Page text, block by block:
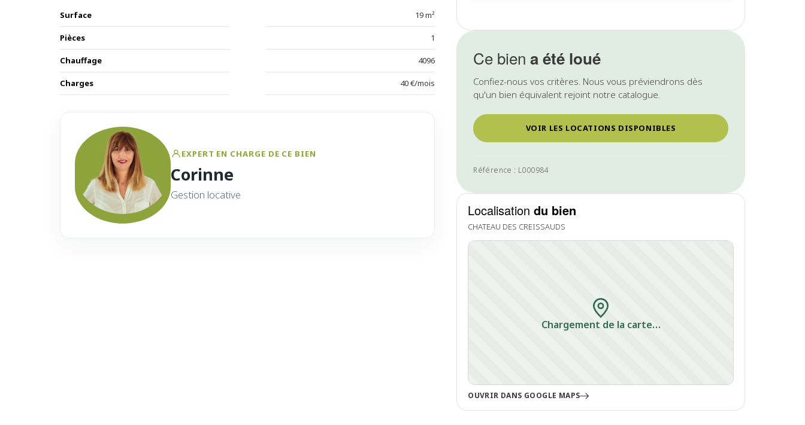
Ce biena été loué
Confiez-nous vos critères. Nous vous préviendrons dès
qu'un bien équivalent rejoint notre catalogue.
VOIR LES LOCATIONS DISPONIBLES
Référence : L000984
Localisationdu bien
CHATEAU DES CREISSAUDS
Chargement de la carte…
OUVRIR DANS GOOGLE MAPS
Surface 19 m²
Pièces 1
Chauffage 4096
Charges 40 €/mois
EXPERT EN CHARGE DE CE BIEN
Corinne
Gestion locative